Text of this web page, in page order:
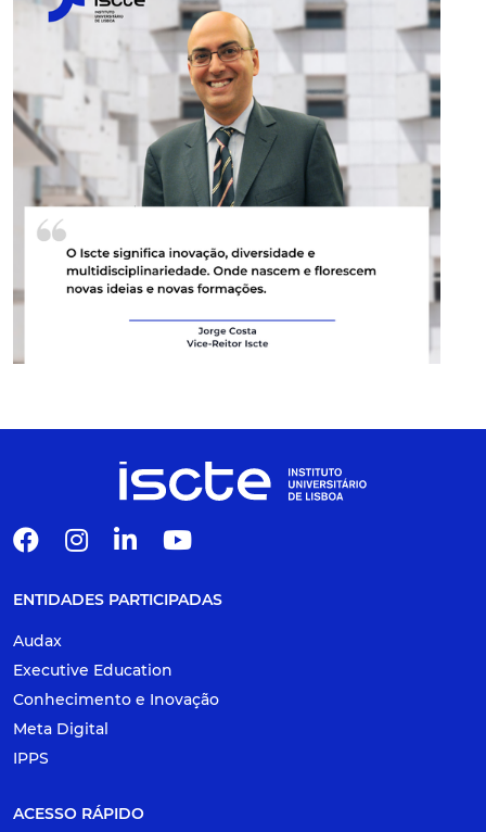
ENTIDADES PARTICIPADAS
Audax
Executive Education
Conhecimento e Inovação
Meta Digital
IPPS
ACESSO RÁPIDO